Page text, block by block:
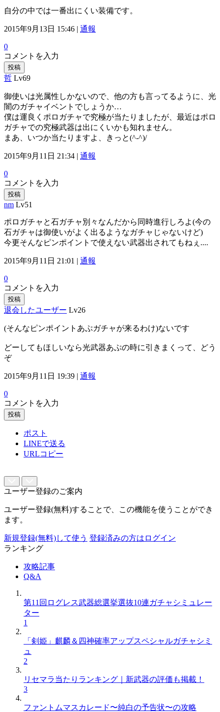
自分の中では一番出にくい装備です。
2015年9月13日 15:46 | 通報
0
コメントを入力
投稿
哲 Lv69
御使いは光属性しかないので、他の方も言ってるように、光
闇のガチャイベントでしょうか…
僕は運良くポロガチャで究極が当たりましたが、最近はポロ
ガチャでの究極武器は出にくいかも知れません。
まあ、いつか当たりますよ、きっと(^-^)/
2015年9月11日 21:34 | 通報
0
コメントを入力
投稿
nm Lv51
ポロガチャと石ガチャ別々なんだから同時進行しろよ(今の
石ガチャは御使いがよく出るようなガチャじゃないけど)
今更そんなピンポイントで使えない武器出されてもねぇ....
2015年9月11日 21:01 | 通報
0
コメントを入力
投稿
退会したユーザー Lv26
(そんなピンポイントあぷガチャが来るわけ)ないです
どーしてもほしいなら光武器あぷの時に引きまくって、どう
ぞ
2015年9月11日 19:39 | 通報
0
コメントを入力
投稿
ポスト
LINEで送る
URLコピー
ユーザー登録のご案内
ユーザー登録(無料)することで、この機能を使うことができ
ます。
新規登録(無料)して使う 登録済みの方はログイン
ランキング
攻略記事
Q&A
第11回ログレス武器総選挙選抜10連ガチャシミュレー
ター
1
「剣姫」麒麟＆四神確率アップスペシャルガチャシミ
ュ
2
リセマラ当たりランキング｜新武器の評価も掲載！
3
ファントムマスカレード〜純白の予告状〜の攻略